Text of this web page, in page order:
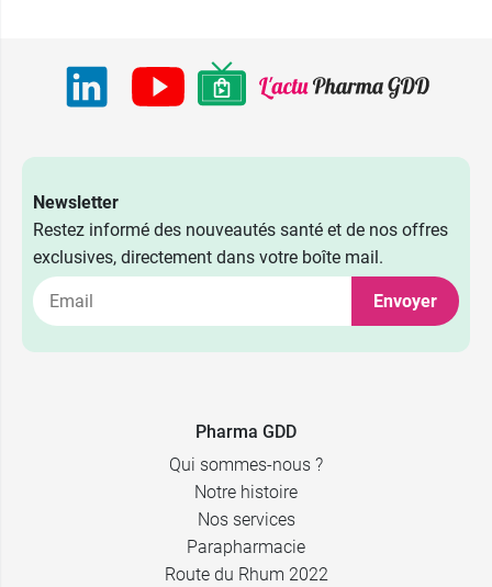
50 g
100 g 9,99 €
Newsletter
Restez informé des nouveautés santé et de nos offres
exclusives, directement dans votre boîte mail.
Envoyer
Pharma GDD
Qui sommes-nous ?
Notre histoire
Nos services
Parapharmacie
Route du Rhum 2022